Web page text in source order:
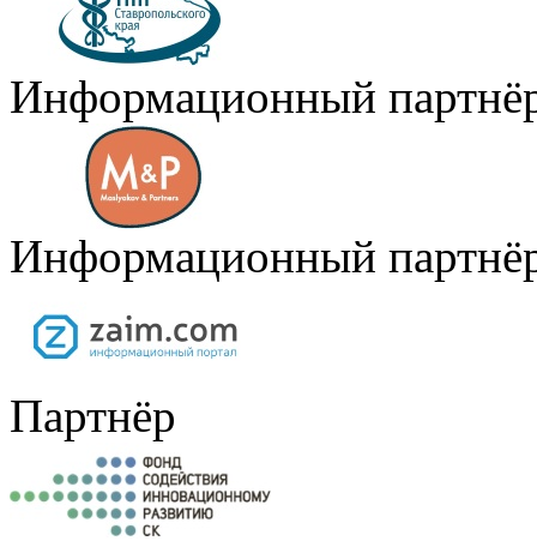
Информационный
Информационный
Партнёр